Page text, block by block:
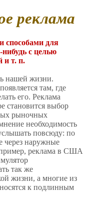
реклама
способами для
с целью
и т. п.
нашей жизни.
там, где
его. Реклама
становится выбор
рыночных
необходимость
повсюду: по
через наружные
реклама в США
так же
жизни, а многие из
к подлинным